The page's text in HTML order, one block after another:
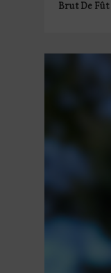
Brut De Fût